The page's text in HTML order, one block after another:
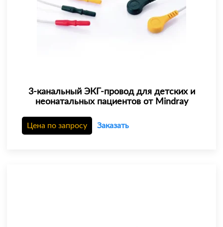
3-канальный ЭКГ-провод для детских и
неонатальных пациентов от Mindray
Цена по запросу Заказать